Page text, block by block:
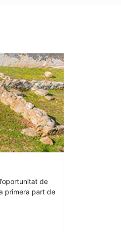
de
primera part de